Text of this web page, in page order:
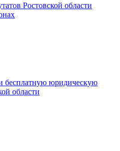
Ростовской области
бесплатную юридическую
области